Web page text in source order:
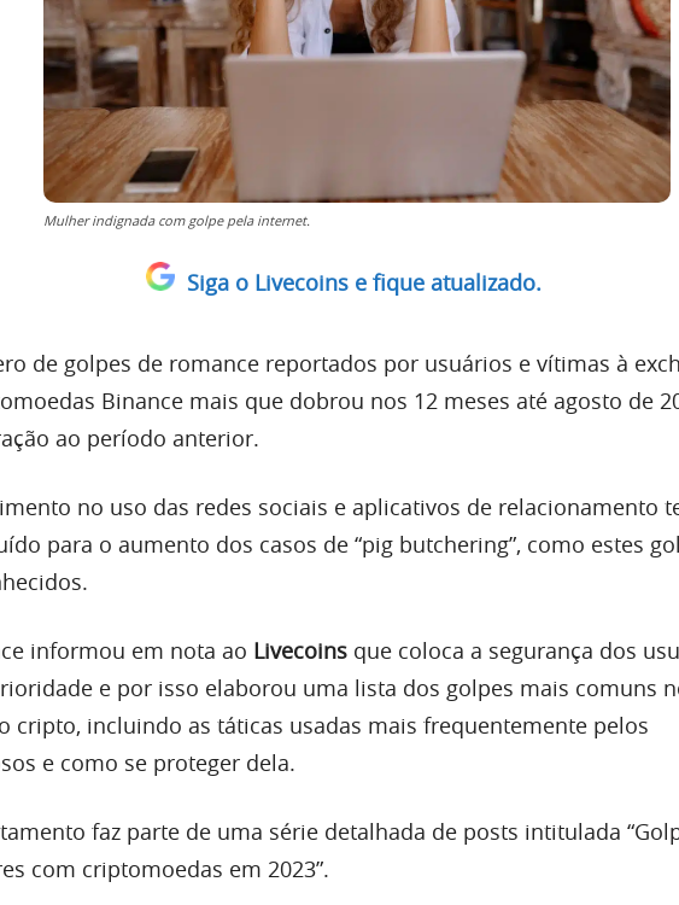
Mulher indignada com golpe pela internet.
Siga o Livecoins e fique atualizado.
de golpes de romance reportados por usuários e vítimas à
Binance mais que dobrou nos 12 meses até agosto de
ao período anterior.
no uso das redes sociais e aplicativos de relacionamento
para o aumento dos casos de “pig butchering”, como estes
informou em nota ao Livecoins que coloca a segurança dos
e por isso elaborou uma lista dos golpes mais comuns
cripto, incluindo as táticas usadas mais frequentemente pelos
e como se proteger dela.
faz parte de uma série detalhada de posts intitulada
com criptomoedas em 2023”.